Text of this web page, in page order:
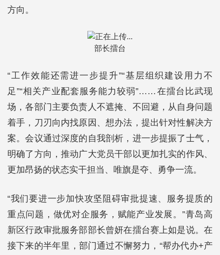
方向。
部长擂台
“工作效能还需进一步提升”“基层组织建设用力不
足”“相关产业配套服务能力较弱”……在擂台比武现
场，各部门主要负责人不遮掩、不回避，从自身问题
着手，刀刃向内找原因、想办法，提出针对性解决方
案。会议通过深度的自我剖析，进一步提振了士气，
明确了方向，推动广大党员干部以更加扎实的作风、
更加昂扬的状态实干担当、唯旗是夺、勇争一流。
“我们要进一步加快攻坚阻碍审批提速、服务提质的
重点问题，做优对企服务，赋能产业发展。”青岛高
新区行政审批服务部部长曾妍在擂台赛上如是说。在
接下来的半年里，部门通过不懈努力，“帮办代办+产